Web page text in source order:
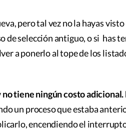
pero tal vez no la hayas
de selección antiguo, o si has
a ponerlo al tope de los
no tiene ningún costo
un proceso que estaba
encendiendo el